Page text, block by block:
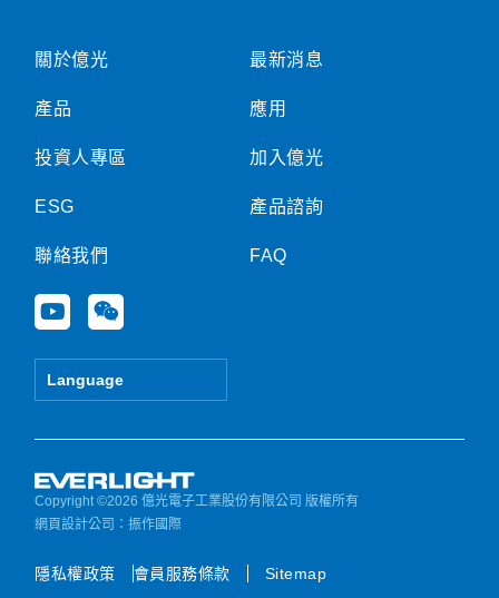
關於億光
產品
投資人專區
ESG
聯絡我們
Y
o
u
e
W
e
i
Language
最新消息
應用
加入億光
產品諮詢
FAQ
Copyright ©2026 億光電子工業股份有限公司 版權所有
網頁設計公司 ：振作國際
隱私權政策 會員服務條款 Sitemap